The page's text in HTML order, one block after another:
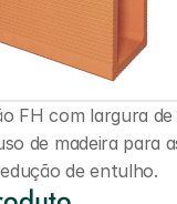
FH com largura
de madeira para
de entulho.